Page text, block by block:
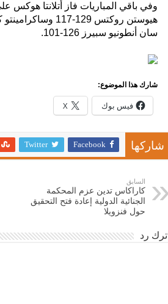
سان أنطونيو سبيرز 126-101.
شارك هذا الموضوع:
فيس بوك X
شاركها Facebook
Twitter
السابق
كاراكاس تدين عزم المحكمة
الجنائية الدولية إعادة فتح التحقيق
حول فنزويلا
اترك رد